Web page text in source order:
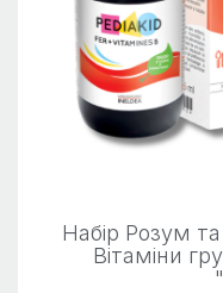
Набір Розум
Вітаміни